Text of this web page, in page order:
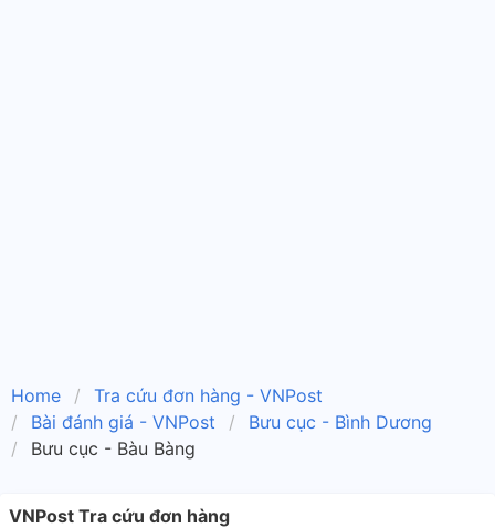
Home
Tra cứu đơn hàng - VNPost
Bài đánh giá - VNPost
Bưu cục - Bình Dương
Bưu cục - Bàu Bàng
VNPost Tra cứu đơn hàng